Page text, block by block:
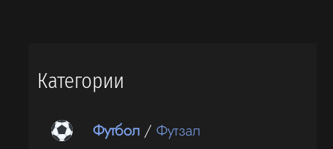
Категории
Футбол /Футзал